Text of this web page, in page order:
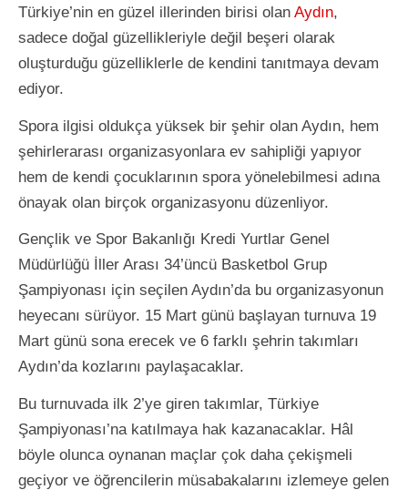
Türkiye’nin en güzel illerinden birisi olanAydın,
sadece doğal güzellikleriyle değil beşeri olarak
oluşturduğu güzelliklerle de kendini tanıtmaya devam
ediyor.
Spora ilgisi oldukça yüksek bir şehir olan Aydın, hem
şehirlerarası organizasyonlara ev sahipliği yapıyor
hem de kendi çocuklarının spora yönelebilmesi adına
önayak olan birçok organizasyonu düzenliyor.
Gençlik ve Spor Bakanlığı Kredi Yurtlar Genel
Müdürlüğü İller Arası 34’üncü Basketbol Grup
Şampiyonası için seçilen Aydın’da bu organizasyonun
heyecanı sürüyor. 15 Mart günü başlayan turnuva 19
Mart günü sona erecek ve 6 farklı şehrin takımları
Aydın’da kozlarını paylaşacaklar.
Bu turnuvada ilk 2’ye giren takımlar, Türkiye
Şampiyonası’na katılmaya hak kazanacaklar. Hâl
böyle olunca oynanan maçlar çok daha çekişmeli
geçiyor ve öğrencilerin müsabakalarını izlemeye gelen